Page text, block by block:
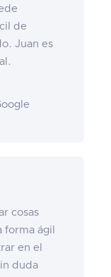
de
Juan es
cosas
ágil
en el
duda